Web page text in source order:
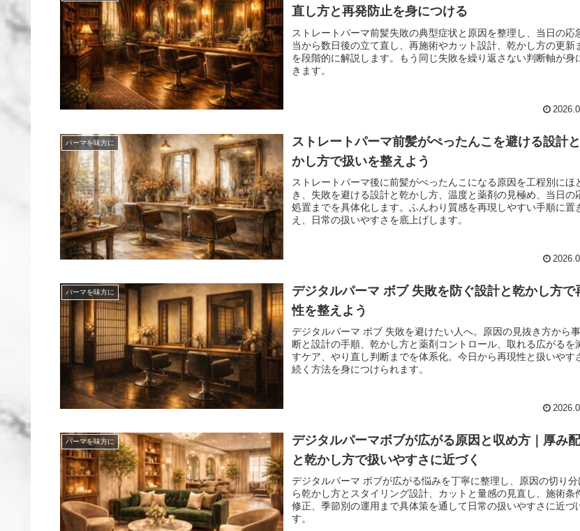
直し方と再発防止を身につける
ストレートパーマ前髪失敗の典型症状と原因を整理し、当日の応
当から数日後の立て直し、再施術やカット設計、乾かし方の更新
を段階的に解説します。もう同じ失敗を繰り返さない判断軸が身
きます。
パーマを味方に
ストレートパーマ前髪がぺったんこを避ける設計
かし方で扱いを整えよう
ストレートパーマ後に前髪がぺったんこになる原因を工程別にほ
き、失敗を避ける設計と乾かし方、温度と薬剤の見極め、当日の
処置までを具体化します。ふんわり質感を再現しやすい手順に置
え、日常の扱いやすさを底上げします。
パーマを味方に
デジタルパーマ ボブ 失敗を防ぐ設計と乾かし方で
性を整えよう
デジタルパーマ ボブ 失敗を避けたい人へ。原因の見抜き方から
断と設計の手順、乾かし方と薬剤コントロール、取れる広がるを
すケア、やり直し判断までを体系化。今日から再現性と扱いやす
続く方法を身につけられます。
パーマを味方に
デジタルパーマボブが広がる原因と収め方｜厚み
と乾かし方で扱いやすさに近づく
デジタルパーマ ボブが広がる悩みを丁寧に整理し、原因の切り分
ら乾かし方とスタイリング設計、カットと量感の見直し、施術条
修正、季節別の運用まで具体策を通して日常の扱いやすさに近づ
す。